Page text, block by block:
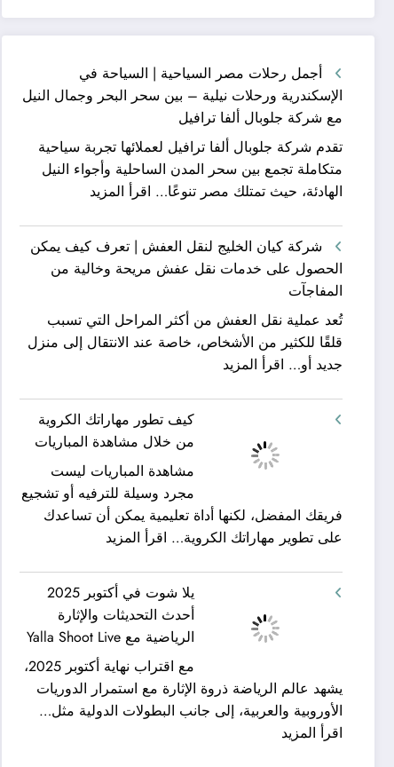
أجمل رحلات مصر السياحية | السياحة في
الإسكندرية ورحلات نيلية – بين سحر البحر وجمال النيل
مع شركة جلوبال ألفا ترافيل
تقدم شركة جلوبال ألفا ترافيل لعملائها تجربة سياحية
متكاملة تجمع بين سحر المدن الساحلية وأجواء النيل
الهادئة، حيث تمتلك مصر تنوعًا… اقرأ المزيد
مصر
السياحية
السياحة
في
نيلية
–
سحر
البحر
وجمال
مع
شركة
جلوبال
ألفا
ترافيل
شركة كيان الخليج لنقل العفش | تعرف كيف يمكن
الحصول على خدمات نقل عفش مريحة وخالية من
المفاجآت
تُعد عملية نقل العفش من أكثر المراحل التي تسبب
قلقًا للكثير من الأشخاص، خاصة عند الانتقال إلى منزل
جديد أو… اقرأ المزيد
الخليج
العفش
تعرف
كيف
الحصول
خدمات
عفش
مريحة
وخالية
كيف تطور مهاراتك الكروية
من خلال مشاهدة المباريات
مشاهدة المباريات ليست
مجرد وسيلة للترفيه أو تشجيع
فريقك المفضل، لكنها أداة تعليمية يمكن أن تساعدك
على تطوير مهاراتك الكروية… اقرأ المزيد
مهاراتك
الكروية
من
خلال
مشاهدة
المباريات
يلا شوت في أكتوبر 2025
أحدث التحديثات والإثارة
الرياضية مع Yalla Shoot Live
مع اقتراب نهاية أكتوبر 2025،
يشهد عالم الرياضة ذروة الإثارة مع استمرار الدوريات
الأوروبية والعربية، إلى جانب البطولات الدولية مثل…
اقرأ المزيد